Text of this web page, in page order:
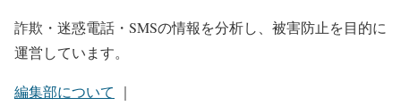
詐欺・迷惑電話・SMSの情報を分析し、被害防止を目的に
運営しています。
編集部について ｜